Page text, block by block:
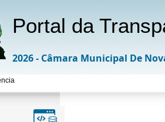
Portal da
2026 - Câmara Municipal De